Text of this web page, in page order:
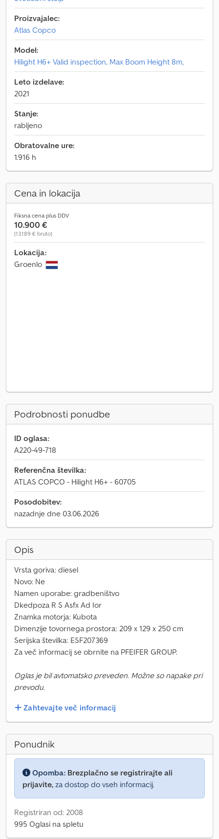
Proizvajalec:
Atlas Copco
Model:
Hilight H6+ Valid inspection, Max Boom Height 8m,
Leto izdelave:
2021
Stanje:
rabljeno
Obratovalne ure:
1.916 h
Cena in lokacija
Fiksna cena plus DDV
10.900 €
(13.189 € bruto)
Lokacija:
Groenlo
Podrobnosti ponudbe
ID oglasa:
A220-49-718
Referenčna številka:
ATLAS COPCO - Hilight H6+ - 60705
Posodobitev:
nazadnje dne 03.06.2026
Opis
Vrsta goriva: diesel
Novo: Ne
Namen uporabe: gradbeništvo
Dkedpoza R S Asfx Ad Ior
Znamka motorja: Kubota
Dimenzije tovornega prostora: 209 x 129 x 250 cm
Serijska številka: ESF207369
Za več informacij se obrnite na PFEIFER GROUP.
Oglas je bil avtomatsko preveden. Možne so napake pri
prevodu.
Zahtevajte več informacij
Ponudnik
Opomba: Brezplačno se registrirajte ali
prijavite, za dostop do vseh informacij.
Registriran od: 2008
995 Oglasi na spletu